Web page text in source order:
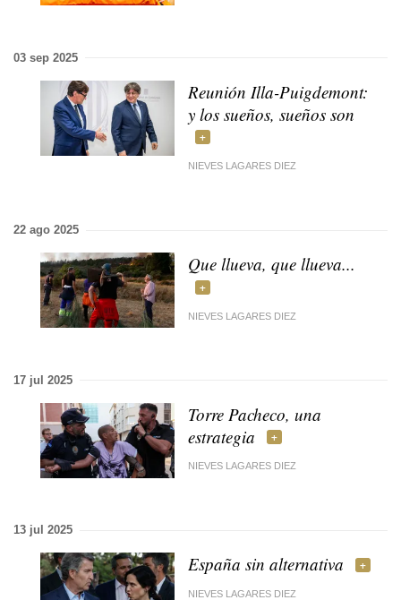
03 sep 2025
Reunión Illa-Puigdemont:
y los sueños, sueños son
NIEVES LAGARES DIEZ
22 ago 2025
Que llueva, que llueva...
NIEVES LAGARES DIEZ
17 jul 2025
Torre Pacheco, una
estrategia
NIEVES LAGARES DIEZ
13 jul 2025
España sin alternativa
NIEVES LAGARES DIEZ